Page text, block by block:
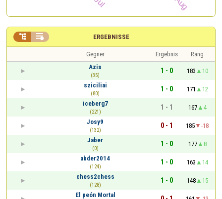
ERGEBNISSE
 
Gegner Ergebnis
Rang
Azis
(35)
1 - 0 183
10
sziciliai
(80)
1 - 0 171
12
iceberg7
(221)
1 - 1 167
4
Josy9
(132)
0 - 1 185
-18
Jaber
(0)
1 - 0 177
8
abder2014
(124)
1 - 0 163
14
chess2chess
(128)
1 - 0 148
15
El peón Mortal